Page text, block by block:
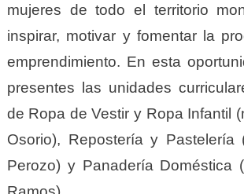
mujeres de todo el territorio
inspirar, motivar y fomentar la
emprendimiento. En esta
presentes las unidades
de Ropa de Vestir y Ropa Infantil
Osorio), Repostería y Pastelería
Perozo) y Panadería Doméstica